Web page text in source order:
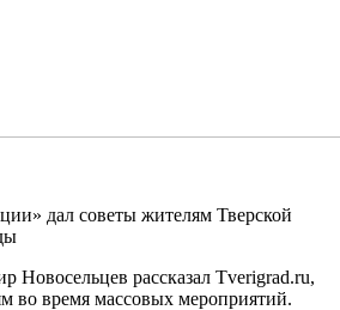
Новосельцев рассказал Tverigrad.ru,
во время массовых мероприятий.